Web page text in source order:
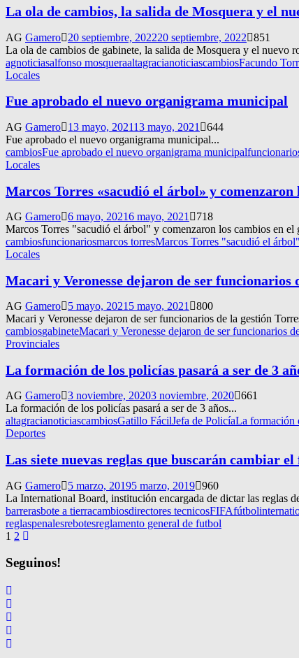
La ola de cambios, la salida de Mosquera y el
AG Gamero 20 septiembre, 202220 septiembre, 2022
851
La ola de cambios de gabinete, la salida de Mosquera y el nuevo
agnoticiasalfonso mosqueraaltagracianoticiascambiosFacundo
Locales
Fue aprobado el nuevo organigrama municipal
AG Gamero 13 mayo, 202113 mayo, 2021
644
Fue aprobado el nuevo organigrama municipal...
cambiosFue aprobado el nuevo organigrama municipal
Locales
Marcos Torres «sacudió el árbol» y comenzaron
AG Gamero 6 mayo, 20216 mayo, 2021
718
Marcos Torres "sacudió el árbol" y comenzaron los cambios en el
cambiosfuncionariosmarcos torresMarcos Torres "sacudió el
Locales
Macari y Veronesse dejaron de ser funcionarios
AG Gamero 5 mayo, 2021 5 mayo, 2021
800
Macari y Veronesse dejaron de ser funcionarios de la gestión
cambiosgabineteMacari y Veronesse dejaron de ser funcionarios
Provinciales
La formación de los policías pasará a ser de 3
AG Gamero 3 noviembre, 20203 noviembre, 2020 661
La formación de los policías pasará a ser de 3 años...
altagracianoticiascambiosGatillo FácilJefa de PolicíaLa formación
Deportes
Las siete nuevas reglas que buscarán cambiar
AG Gamero 5 marzo, 20195 marzo, 2019 960
La International Board, institución encargada de dictar las reglas
barrerasbote a tierracambiosdirectores tecnicosFIFAfútbol
reglaspenalesrebotesreglamento general de futbol
Navegación
de
entradas
1 2
Seguinos!